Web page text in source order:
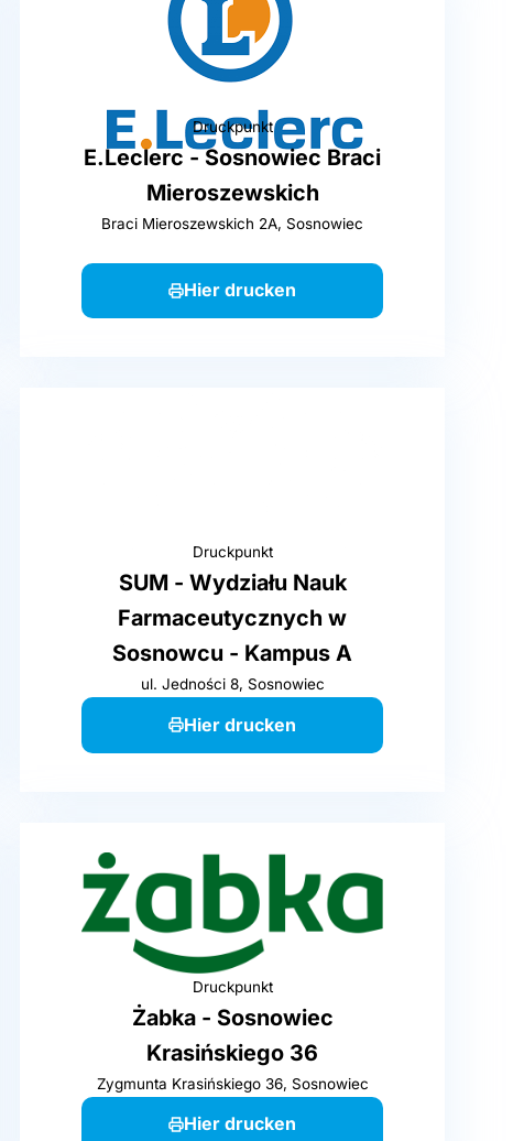
Druckpunkt
E.Leclerc - Sosnowiec Braci
Mieroszewskich
Braci Mieroszewskich 2A, Sosnowiec
Hier drucken
Druckpunkt
SUM - Wydziału Nauk
Farmaceutycznych w
Sosnowcu - Kampus A
ul. Jedności 8, Sosnowiec
Hier drucken
Druckpunkt
Żabka - Sosnowiec
Krasińskiego 36
Zygmunta Krasińskiego 36, Sosnowiec
Hier drucken